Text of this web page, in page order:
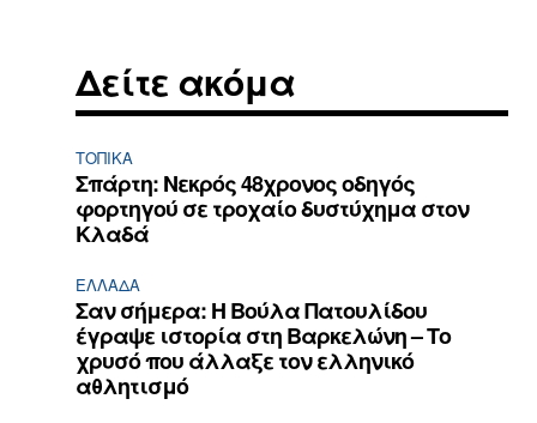
Δείτε ακόμα
ΤΟΠΙΚΑ
Σπάρτη: Νεκρός 48χρονος οδηγός
φορτηγού σε τροχαίο δυστύχημα στον
Κλαδά
ΕΛΛΆΔΑ
Σαν σήμερα: Η Βούλα Πατουλίδου
έγραψε ιστορία στη Βαρκελώνη – Το
χρυσό που άλλαξε τον ελληνικό
αθλητισμό